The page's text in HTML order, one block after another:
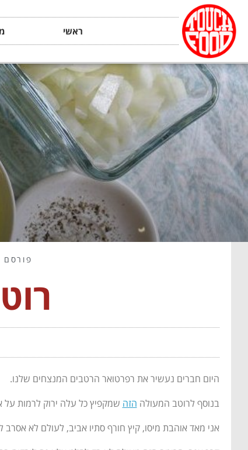
ראשי
פורסם
היום חברים נעשיר את רפרטואר הרטבים המנצחים שלנו.
בנוסף לרוטב המעולה הזה שמקפיץ כל עלה ירוק לרמות על
אני מאד אוהבת מיסו, קיץ חורף סתיו אביב, לעולם לא